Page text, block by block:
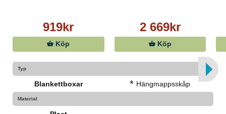
919kr
Köp
2 669kr
Köp
Typ
Blankettboxar * Hängmappsskåp
Material